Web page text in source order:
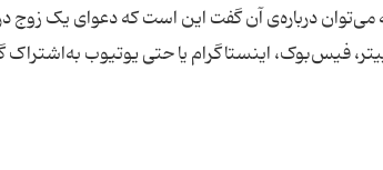
درباره‌ی آن گفت این است که دعوای یک زوج
فیس‌بوک، اینستاگرام یا حتی یوتیوب به‌اشتراک